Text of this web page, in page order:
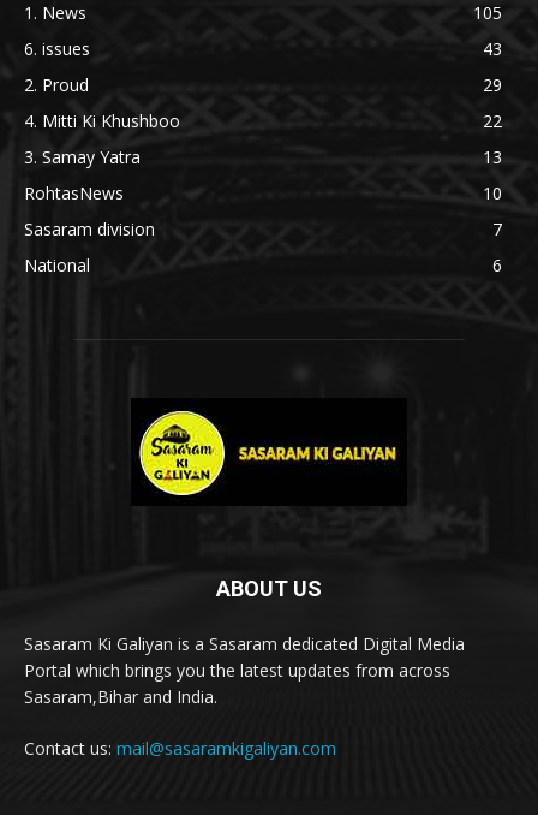
1. News
105
6. issues
43
2. Proud
29
4. Mitti Ki Khushboo
22
3. Samay Yatra
13
RohtasNews
10
Sasaram division
7
National
6
ABOUT US
Sasaram Ki Galiyan is a Sasaram dedicated Digital Media
Portal which brings you the latest updates from across
Sasaram,Bihar and India.
Contact us: mail@sasaramkigaliyan.com